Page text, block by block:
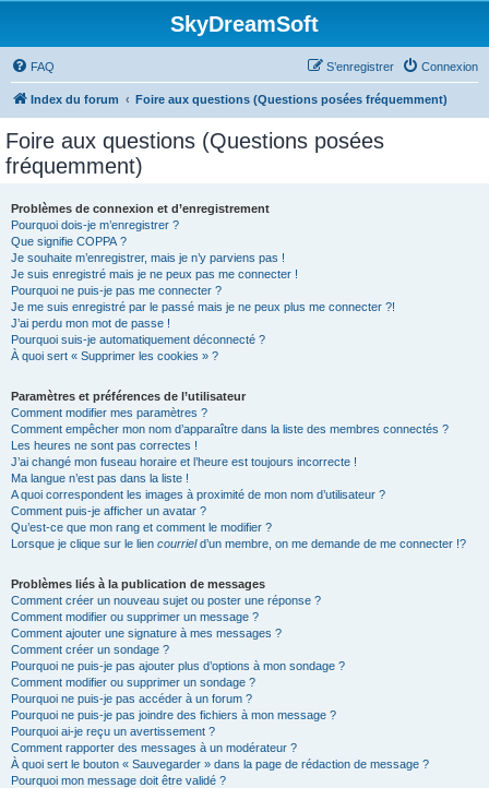
SkyDreamSoft
FAQ Connexion
S’enregistrer
Index du forum Foire aux questions (Questions posées fréquemment)
Foire aux questions (Questions posées
fréquemment)
Problèmes de connexion et d’enregistrement
Pourquoi dois-je m’enregistrer ?
Que signifie COPPA ?
Je souhaite m’enregistrer, mais je n’y parviens pas !
Je suis enregistré mais je ne peux pas me connecter !
Pourquoi ne puis-je pas me connecter ?
Je me suis enregistré par le passé mais je ne peux plus me connecter ?!
J’ai perdu mon mot de passe !
Pourquoi suis-je automatiquement déconnecté ?
À quoi sert « Supprimer les cookies » ?
Paramètres et préférences de l’utilisateur
Comment modifier mes paramètres ?
Comment empêcher mon nom d’apparaître dans la liste des membres connectés ?
Les heures ne sont pas correctes !
J’ai changé mon fuseau horaire et l’heure est toujours incorrecte !
Ma langue n’est pas dans la liste !
A quoi correspondent les images à proximité de mon nom d’utilisateur ?
Comment puis-je afficher un avatar ?
Qu’est-ce que mon rang et comment le modifier ?
Lorsque je clique sur le lien courrield’un membre, on me demande de me connecter !?
Problèmes liés à la publication de messages
Comment créer un nouveau sujet ou poster une réponse ?
Comment modifier ou supprimer un message ?
Comment ajouter une signature à mes messages ?
Comment créer un sondage ?
Pourquoi ne puis-je pas ajouter plus d’options à mon sondage ?
Comment modifier ou supprimer un sondage ?
Pourquoi ne puis-je pas accéder à un forum ?
Pourquoi ne puis-je pas joindre des fichiers à mon message ?
Pourquoi ai-je reçu un avertissement ?
Comment rapporter des messages à un modérateur ?
À quoi sert le bouton « Sauvegarder » dans la page de rédaction de message ?
Pourquoi mon message doit être validé ?